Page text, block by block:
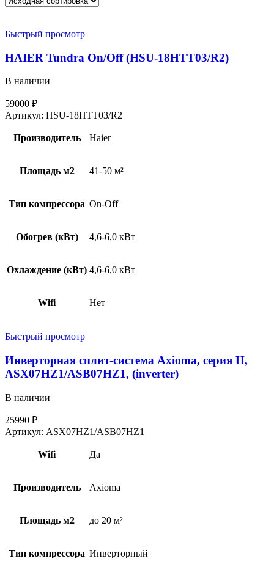
Быстрый просмотр
HAIER Tundra On/Off (HSU-18HTT03/R2)
В наличии
59000 ₽
Артикул: HSU-18HTT03/R2
Производитель Haier
Площадь м2 41-50 м²
Тип компрессора On-Off
Обогрев (кВт) 4,6-6,0 кВт
Охлаждение (кВт) 4,6-6,0 кВт
Wifi Нет
Быстрый просмотр
Инверторная сплит-система Axioma, серия H,
ASX07HZ1/ASB07HZ1, (inverter)
В наличии
25990 ₽
Артикул: ASX07HZ1/ASB07HZ1
Wifi Да
Производитель Axioma
Площадь м2 до 20 м²
Тип компрессора Инверторный